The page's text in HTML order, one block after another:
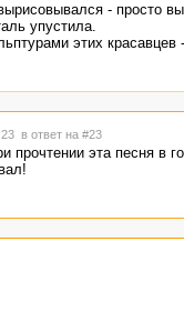
- просто
упустила.
этих
в ответ на #23
прочтении эта песня в